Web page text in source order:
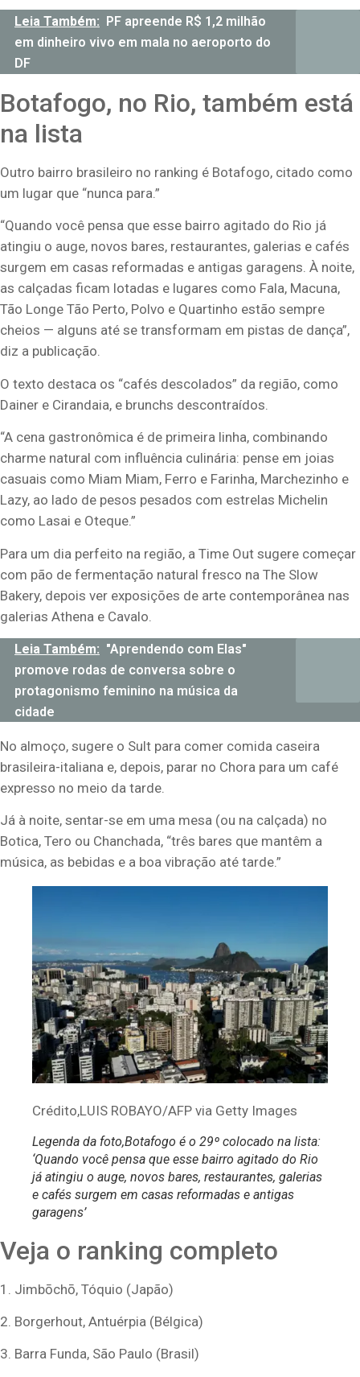
Leia Também: PF apreende R$ 1,2 milhão
em dinheiro vivo em mala no aeroporto do
DF
Botafogo, no Rio, também está
na lista
Outro bairro brasileiro no ranking é Botafogo, citado como
um lugar que “nunca para.”
“Quando você pensa que esse bairro agitado do Rio já
atingiu o auge, novos bares, restaurantes, galerias e cafés
surgem em casas reformadas e antigas garagens. À noite,
as calçadas ficam lotadas e lugares como Fala, Macuna,
Tão Longe Tão Perto, Polvo e Quartinho estão sempre
cheios — alguns até se transformam em pistas de dança”,
diz a publicação.
O texto destaca os “cafés descolados” da região, como
Dainer e Cirandaia, e brunchs descontraídos.
“A cena gastronômica é de primeira linha, combinando
charme natural com influência culinária: pense em joias
casuais como Miam Miam, Ferro e Farinha, Marchezinho e
Lazy, ao lado de pesos pesados com estrelas Michelin
como Lasai e Oteque.”
Para um dia perfeito na região, a Time Out sugere começar
com pão de fermentação natural fresco na The Slow
Bakery, depois ver exposições de arte contemporânea nas
galerias Athena e Cavalo.
Leia Também: "Aprendendo com Elas"
promove rodas de conversa sobre o
protagonismo feminino na música da
cidade
No almoço, sugere o Sult para comer comida caseira
brasileira-italiana e, depois, parar no Chora para um café
expresso no meio da tarde.
Já à noite, sentar-se em uma mesa (ou na calçada) no
Botica, Tero ou Chanchada, “três bares que mantêm a
música, as bebidas e a boa vibração até tarde.”
Crédito,LUIS ROBAYO/AFP via Getty Images
Legenda da foto,Botafogo é o 29º colocado na lista:
‘Quando você pensa que esse bairro agitado do Rio
já atingiu o auge, novos bares, restaurantes, galerias
e cafés surgem em casas reformadas e antigas
garagens’
Veja o ranking completo
1. Jimbōchō, Tóquio (Japão)
2. Borgerhout, Antuérpia (Bélgica)
3. Barra Funda, São Paulo (Brasil)